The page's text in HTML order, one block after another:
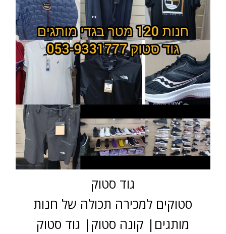
גוד סטוק
סטוקים למכירה תכולה של חנות
מותגים| קונה סטוק| גוד סטוק